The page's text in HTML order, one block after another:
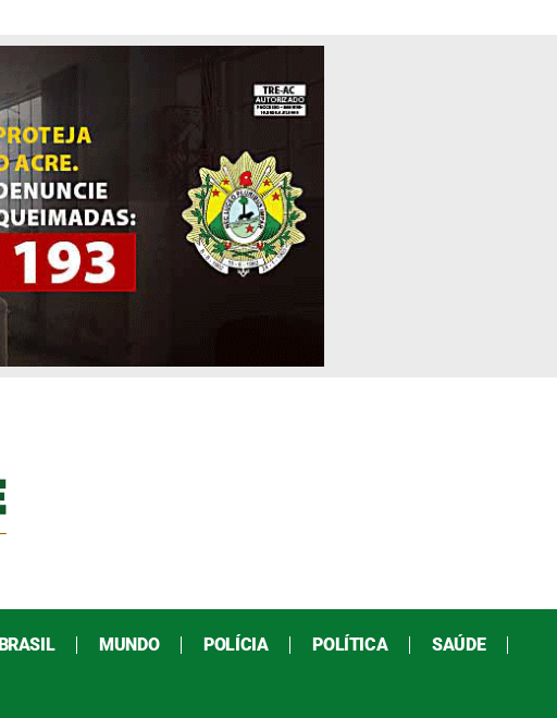
BRASIL MUNDO POLÍCIA POLÍTICA SAÚDE